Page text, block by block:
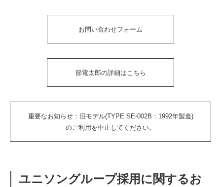
お問い合わせフォーム
節電太郎の詳細はこちら
重要なお知らせ：旧モデル(TYPE SE-002B：1992年製造)
のご利用を中止してください。
ユニソングループ採用に関するお